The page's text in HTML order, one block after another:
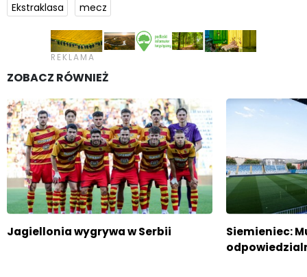
Ekstraklasa
mecz
ZOBACZ RÓWNIEŻ
Jagiellonia wygrywa w Serbii
Siemieniec: